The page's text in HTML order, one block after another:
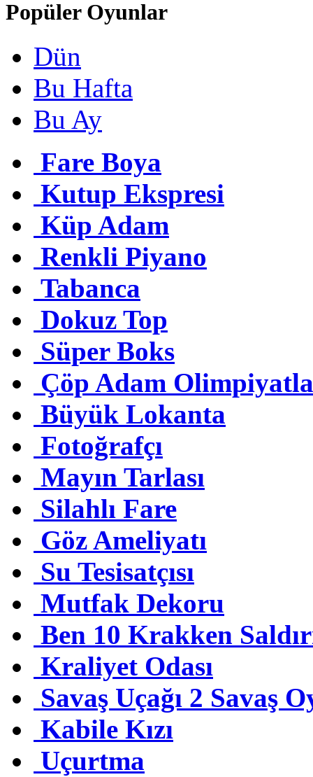
Popüler Oyunlar
Dün
Bu Hafta
Bu Ay
Fare Boya
Kutup Ekspresi
Küp Adam
Renkli Piyano
Tabanca
Dokuz Top
Süper Boks
Çöp Adam
Büyük Lokanta
Fotoğrafçı
Mayın Tarlası
Silahlı Fare
Göz Ameliyatı
Su Tesisatçısı
Mutfak Dekoru
Ben 10 Krakken
Kraliyet Odası
Savaş Uçağı 2 Savaş
Kabile Kızı
Uçurtma